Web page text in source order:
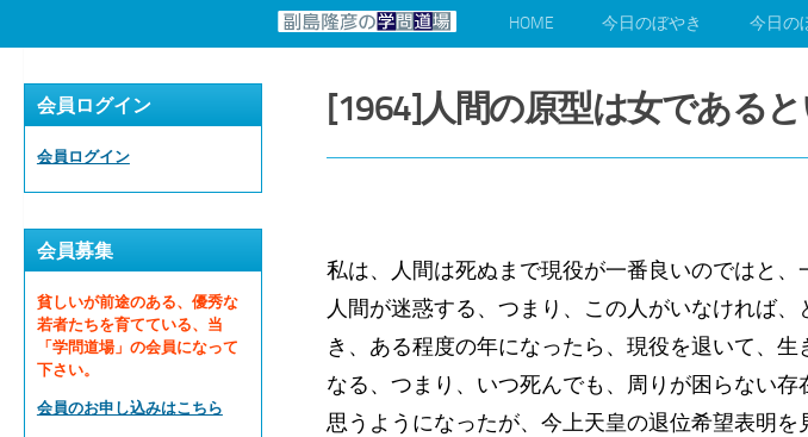
HOME 今日のぼやき 今日の
[1964]人間の原型は女である
私は、人間は死ぬまで現役が一番良いのではと
人間が迷惑する、つまり、この人がいなければ
き、ある程度の年になったら、現役を退いて、
なる、つまり、いつ死んでも、周りが困らない
思うようになったが、今上天皇の退位希望表明
会員ログイン
会員ログイン
会員募集
貧しいが前途のある、優秀な
若者たちを育てている、当
「学問道場」の会員になって
下さい。
会員のお申し込みはこちら